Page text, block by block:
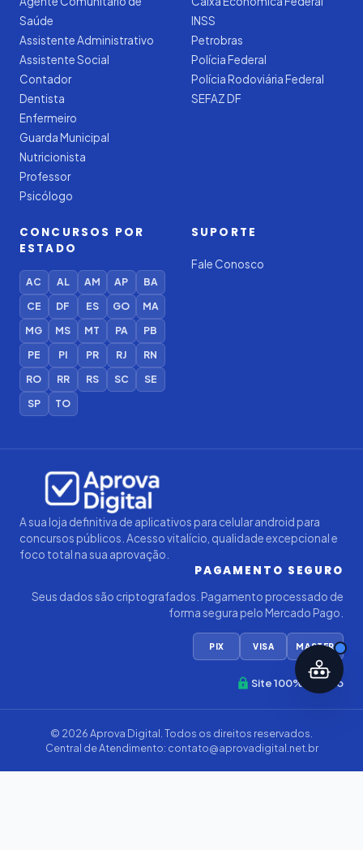
Saúde
Assistente Administrativo
Assistente Social
Contador
Dentista
Enfermeiro
Guarda Municipal
Nutricionista
Professor
Psicólogo
INSS
Petrobras
Polícia Federal
Polícia Rodoviária Federal
SEFAZ DF
CONCURSOS POR
ESTADO
AC AL AM AP
BA
CE
DF ES GO
MA
MG
MS MT PA
PB
PE
PI PR RJ
RN
RO
RR RS SC
SE
SP
TO
SUPORTE
Fale Conosco
A sua loja definitiva de aplicativos para celular android para
concursos públicos. Acesso vitalício, qualidade excepcional e
foco total na sua aprovação.
PAGAMENTO SEGURO
Seus dados são criptografados. Pagamento processado de
forma segura pelo Mercado Pago.
PIX VISA MASTER
Site 100% Seguro
© 2026Aprova Digital . Todos os direitos reservados.
Central de Atendimento: contato@aprovadigital.net.br